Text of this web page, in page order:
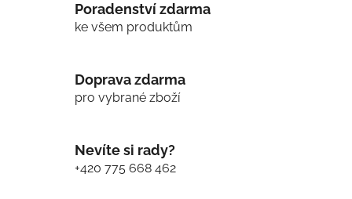
á
d
í
p
y
Poradenství zdarma
ke všem produktům
Doprava zdarma
pro vybrané zboží
Nevíte si rady?
+420 775 668 462